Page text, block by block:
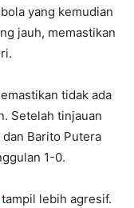
yang kemudian
jauh, memastikan
tidak ada
Setelah tinjauan
Barito Putera
1-0.
tampil lebih agresif.